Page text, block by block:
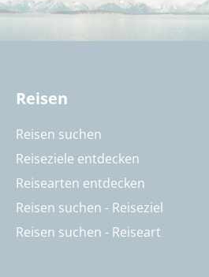
Reisen
Reisen suchen
Reiseziele entdecken
Reisearten entdecken
Reisen suchen - Reiseziel
Reisen suchen - Reiseart